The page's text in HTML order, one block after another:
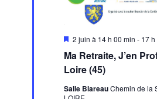
Ma Retraite, J’en
Loire (45)
Mis
avant
2 juin à 14 h 00 min - 17
Salle BlareauChemin de la